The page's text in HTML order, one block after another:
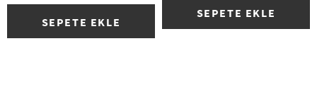
SEPETE EKLE
SEPETE EKLE